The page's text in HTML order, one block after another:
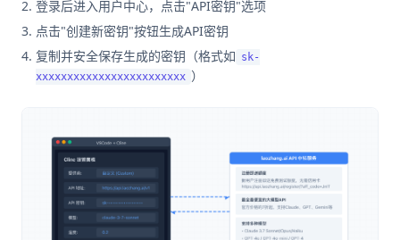
登录后进入用户中心，点击"API密钥"选项
点击"创建新密钥"按钮生成API密钥
复制并安全保存生成的密钥（格式如 sk-
xxxxxxxxxxxxxxxxxxxxxxxx ）